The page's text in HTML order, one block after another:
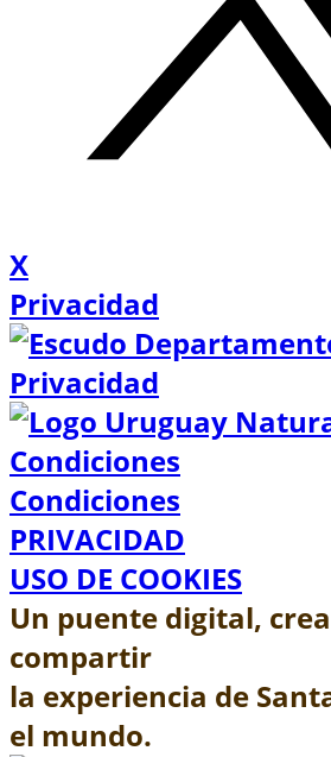
X
Privacidad
Privacidad
Condiciones
Condiciones
PRIVACIDAD
USO DE COOKIES
Un puente digital,
compartir
la experiencia de
el mundo.